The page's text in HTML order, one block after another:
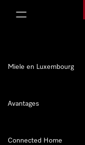
Miele en Luxembourg
Avantages
Connected Home